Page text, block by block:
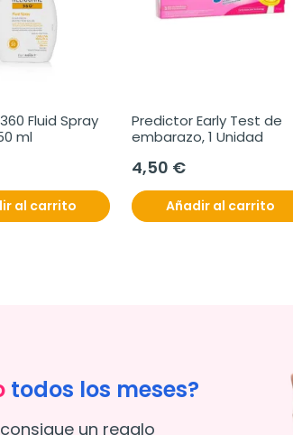
Fluid Spray
ml
al carrito
Predictor Early Test de
embarazo, 1 Unidad
4,50 €
Añadir al carrito
todos los meses?
un regalo